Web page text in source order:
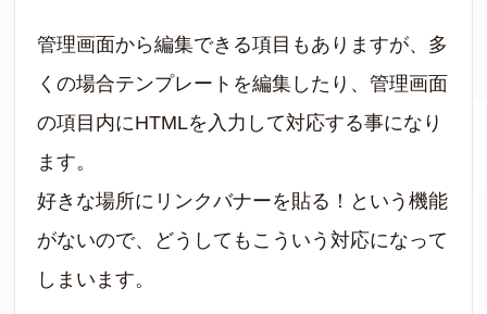
管理画面から編集できる項目もありますが、多
くの場合テンプレートを編集したり、管理画面
の項目内にHTMLを入力して対応する事になり
ます。
好きな場所にリンクバナーを貼る！という機能
がないので、どうしてもこういう対応になって
しまいます。